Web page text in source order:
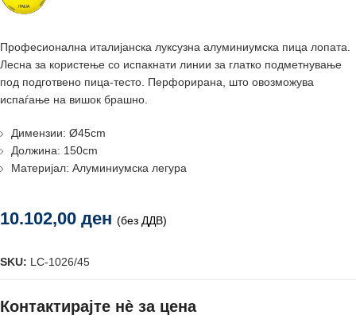
Професионалнa италијанска луксузна алуминиумскa пица лопатa.
Лесна за користење со испакнати линии за глатко подметнување
под подготвено пица-тесто. Перфорирана, што овозможува
испаѓање на вишок брашно.
Димензии: Ø45cm
Должина: 150cm
Материјал: Алуминиумска легура
10.102,00 ден (без ДДВ)
SKU: LC-1026/45
Контактирајте нè за цена